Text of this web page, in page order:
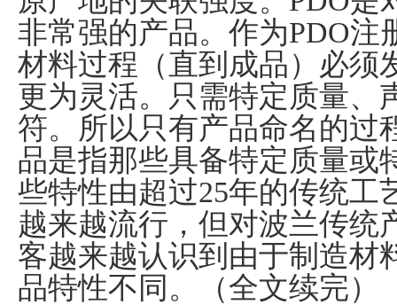
非常强的产品。作为PDO注
材料过程（直到成品）必须
更为灵活。只需特定质量、
符。所以只有产品命名的过
品是指那些具备特定质量或
些特性由超过25年的传统工
越来越流行，但对波兰传统
客越来越认识到由于制造材
品特性不同。（全文续完）